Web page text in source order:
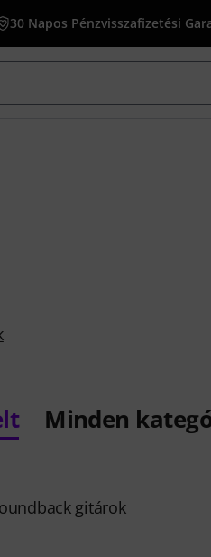
30 Napos Pénzvisszafizetési
Minden
gitárok